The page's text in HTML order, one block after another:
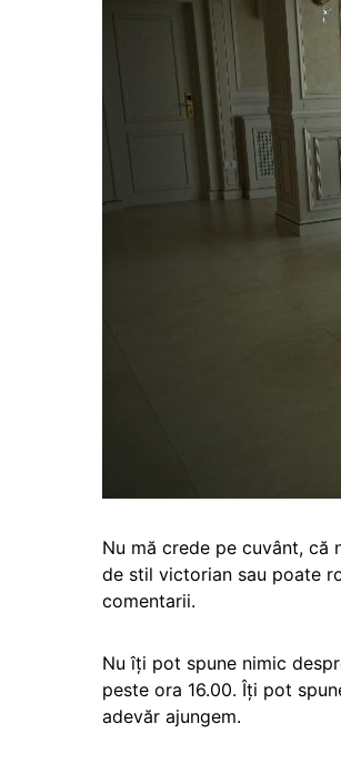
Nu mă crede pe cuvânt, că
de stil victorian sau poate
comentarii.
Nu îți pot spune nimic
peste ora 16.00. Îți pot
adevăr ajungem.